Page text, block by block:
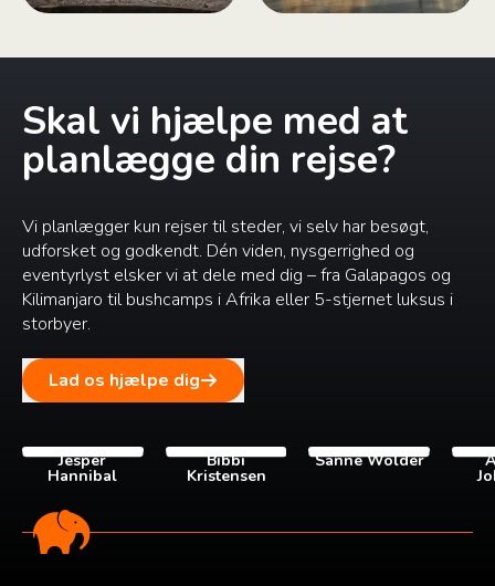
Skal vi hjælpe med at
planlægge din rejse?
Vi planlægger kun rejser til steder, vi selv har besøgt,
udforsket og godkendt. Dén viden, nysgerrighed og
eventyrlyst elsker vi at dele med dig – fra Galapagos og
Kilimanjaro til bushcamps i Afrika eller 5-stjernet luksus i
storbyer.
Lad os hjælpe dig
Jesper
Hannibal
Bibbi
Kristensen
Sanne Wolder